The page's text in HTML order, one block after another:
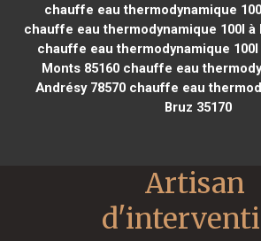
chauffe eau thermodynamique
chauffe eau thermodynamique 100l à
chauffe eau thermodynamique
Monts 85160chauffe eau
Andrésy 78570chauffe eau
Bruz 35170
Artisan